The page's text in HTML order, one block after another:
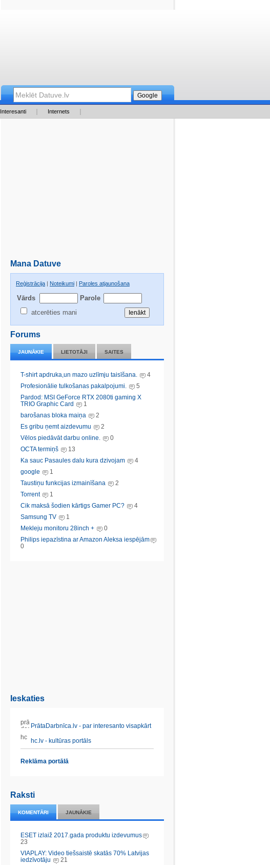
Interesanti Internets
Mana Datuve
Reģistrācija | Noteikumi | Paroles atjaunošana
Vārds
Parole
atcerēties mani
Forums
JAUNĀKIE LIETOTĀJI SAITES
T-shirt apdruka,un mazo uzlīmju taisīšana.
4
Profesionālie tulkošanas pakalpojumi.
5
Pardod: MSI GeForce RTX 2080ti gaming X
TRIO Graphic Card
1
barošanas bloka maiņa
2
Es gribu ņemt aizdevumu
2
Vēlos piedāvāt darbu online.
0
OCTA termiņš
13
Ka sauc Pasaules dalu kura dzivojam
4
google
1
Taustiņu funkcijas izmainīšana
2
Torrent
1
Cik maksā šodien kārtigs Gamer PC?
4
Samsung TV
1
Mekleju monitoru 28inch +
0
Philips iepazīstina ar Amazon Aleksa iespējām
0
Ieskaties
PrātaDarbnīca.lv - par interesanto visapkārt
hc.lv - kultūras portāls
Reklāma portālā
Raksti
KOMENTĀRI JAUNĀKIE
ESET izlaiž 2017.gada produktu izdevumus
23
VIAPLAY: Video tiešsaistē skatās 70% Latvijas
iedzīvotāju
21